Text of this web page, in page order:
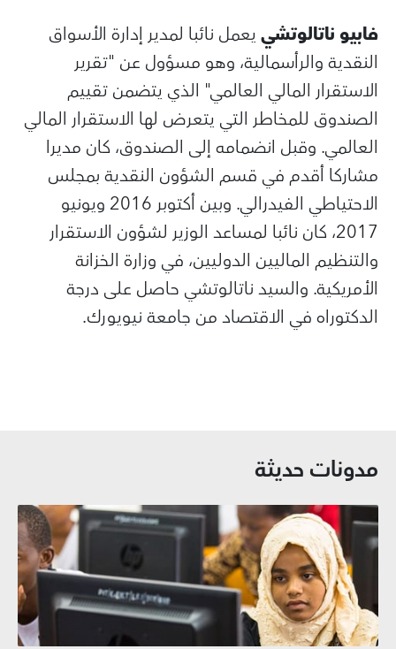
فابيو ناتالوتشييعمل نائبا لمدير إدارة الأسواق
النقدية والرأسمالية، وهو مسؤول عن "تقرير
الاستقرار المالي العالمي" الذي يتضمن تقييم
الصندوق للمخاطر التي يتعرض لها الاستقرار المالي
العالمي. وقبل انضمامه إلى الصندوق، كان مديرا
مشاركا أقدم في قسم الشؤون النقدية بمجلس
الاحتياطي الفيدرالي. وبين أكتوبر 2016 ويونيو
2017، كان نائبا لمساعد الوزير لشؤون الاستقرار
والتنظيم الماليين الدوليين، في وزارة الخزانة
الأمريكية. والسيد ناتالوتشي حاصل على درجة
الدكتوراه في الاقتصاد من جامعة نيويورك.
مدونات حديثة